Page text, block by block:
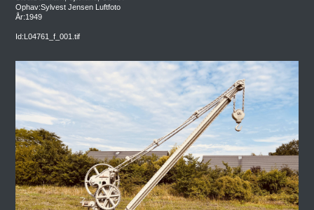
Ophav:Sylvest Jensen Luftfoto
År:1949
Id:L04761_f_001.tif